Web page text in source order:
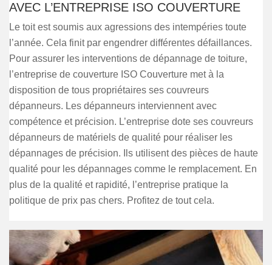
AVEC L’ENTREPRISE ISO COUVERTURE
Le toit est soumis aux agressions des intempéries toute
l’année. Cela finit par engendrer différentes défaillances.
Pour assurer les interventions de dépannage de toiture,
l’entreprise de couverture ISO Couverture met à la
disposition de tous propriétaires ses couvreurs
dépanneurs. Les dépanneurs interviennent avec
compétence et précision. L’entreprise dote ses couvreurs
dépanneurs de matériels de qualité pour réaliser les
dépannages de précision. Ils utilisent des pièces de haute
qualité pour les dépannages comme le remplacement. En
plus de la qualité et rapidité, l’entreprise pratique la
politique de prix pas chers. Profitez de tout cela.